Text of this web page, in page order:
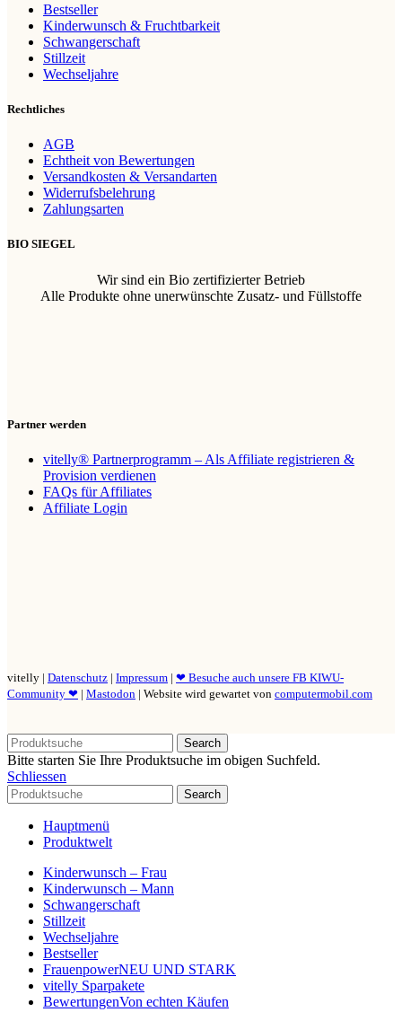
Bestseller
Kinderwunsch & Fruchtbarkeit
Schwangerschaft
Stillzeit
Wechseljahre
Rechtliches
AGB
Echtheit von Bewertungen
Versandkosten & Versandarten
Widerrufsbelehrung
Zahlungsarten
BIO SIEGEL
Wir sind ein Bio zertifizierter Betrieb
Alle Produkte ohne unerwünschte Zusatz- und Füllstoffe
Partner werden
vitelly® Partnerprogramm – Als Affiliate registrieren &
Provision verdienen
FAQs für Affiliates
Affiliate Login
vitelly | Datenschutz | Impressum | ❤ Besuche auch unsere FB KIWU-
Community ❤ | Mastodon | Website wird gewartet von computermobil.com
Search
Bitte starten Sie Ihre Produktsuche im obigen Suchfeld.
Schliessen
Search
Hauptmenü
Produktwelt
Kinderwunsch – Frau
Kinderwunsch – Mann
Schwangerschaft
Stillzeit
Wechseljahre
Bestseller
FrauenpowerNEU UND STARK
vitelly Sparpakete
BewertungenVon echten Käufen